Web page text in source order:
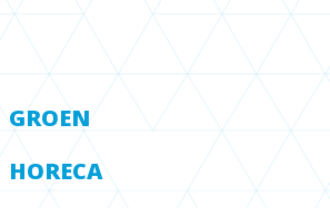
GROEN
HORECA